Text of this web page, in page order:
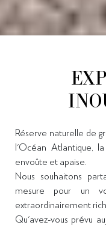
Réserve naturelle de
l'Océan Atlantique,
envoûte et apaise.
Nous souhaitons
mesure pour un
extraordinairement
Qu'avez-vous prévu